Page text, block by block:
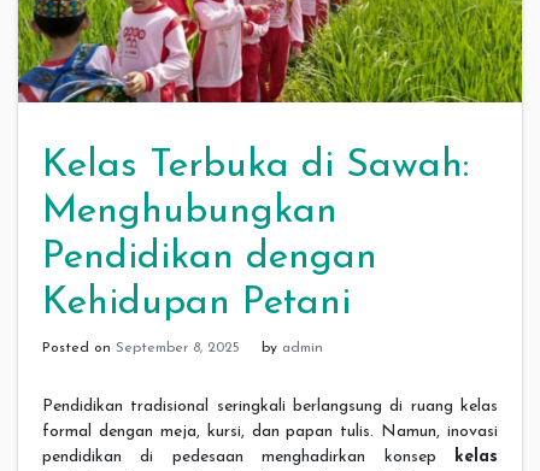
Kelas Terbuka di Sawah:
Menghubungkan
Pendidikan dengan
Kehidupan Petani
Posted on September 8, 2025 by admin
Pendidikan tradisional seringkali berlangsung di ruang kelas
formal dengan meja, kursi, dan papan tulis. Namun, inovasi
pendidikan di pedesaan menghadirkan konsep
kelas